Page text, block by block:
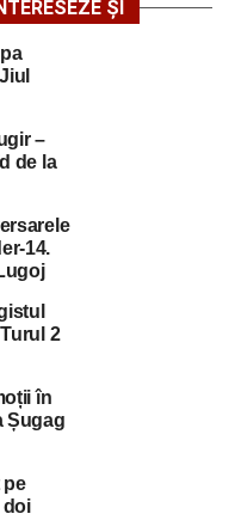
ȘI
–
de la
14.
2
în
Șugag
pe
doi